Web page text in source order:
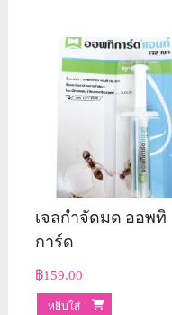
เจลกําจัดมด ออพทิ
การ์ด
฿159.00
หยิบใส่